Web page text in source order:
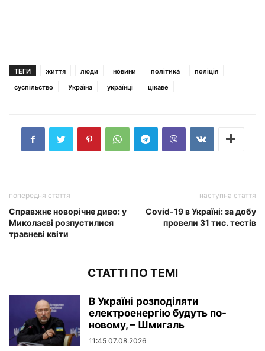
ТЕГИ життя люди новини політика
поліція
суспільство
Україна українці цікаве
попередня стаття
Справжнє новорічне диво: у
Миколаєві розпустилися
травневі квіти
наступна стаття
Covid-19 в Україні: за добу
провели 31 тис. тестів
СТАТТІ ПО ТЕМІ
В Україні розподіляти
електроенергію будуть по-
новому, – Шмигаль
11:45 07.08.2026